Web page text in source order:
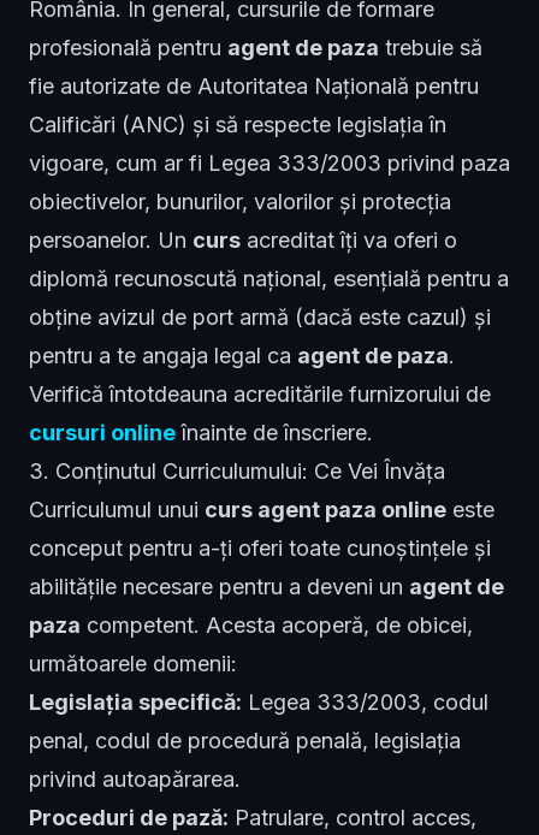
România. În general, cursurile de formare
profesională pentru agent de paza trebuie să
fie autorizate de Autoritatea Națională pentru
Calificări (ANC) și să respecte legislația în
vigoare, cum ar fi Legea 333/2003 privind paza
obiectivelor, bunurilor, valorilor și protecția
persoanelor. Un curs acreditat îți va oferi o
diplomă recunoscută național, esențială pentru a
obține avizul de port armă (dacă este cazul) și
pentru a te angaja legal ca agent de paza.
Verifică întotdeauna acreditările furnizorului de
cursuri onlineînainte de înscriere.
3. Conținutul Curriculumului: Ce Vei Învăța
Curriculumul unui curs agent paza online este
conceput pentru a-ți oferi toate cunoștințele și
abilitățile necesare pentru a deveni un agent de
paza competent. Acesta acoperă, de obicei,
următoarele domenii:
Legislația specifică: Legea 333/2003, codul
penal, codul de procedură penală, legislația
privind autoapărarea.
Proceduri de pază: Patrulare, control acces,